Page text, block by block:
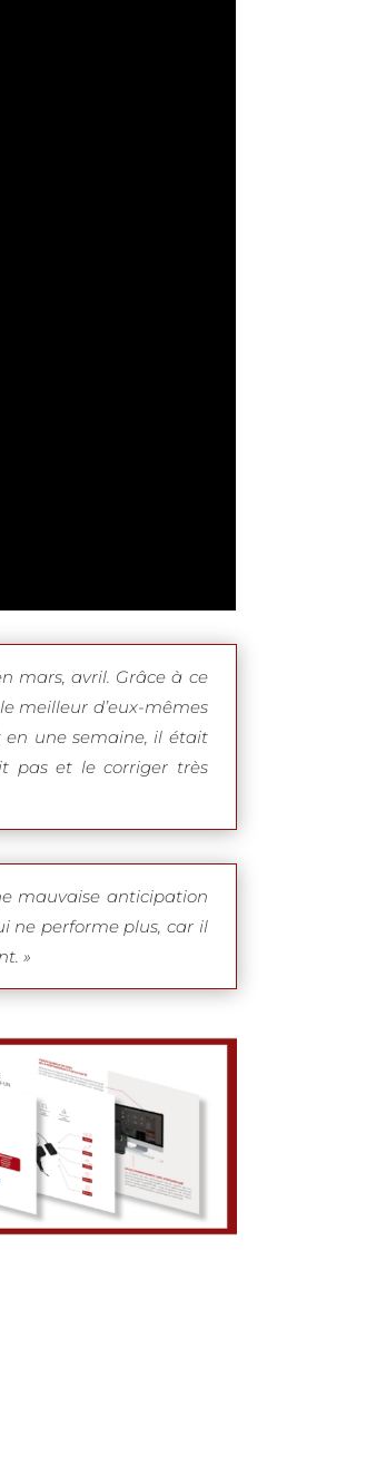
mars, avril. Grâce à ce
meilleur d’eux-mêmes
en une semaine, il était
pas et le corriger très
mauvaise anticipation
ne performe plus, car il
»